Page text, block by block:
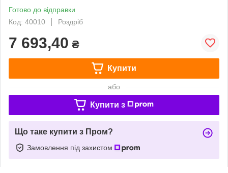
Готово до відправки
Код: 40010
Роздріб
7 693,40 ₴
Купити
або
Купити з
Що таке купити з Пром?
Замовлення під захистом